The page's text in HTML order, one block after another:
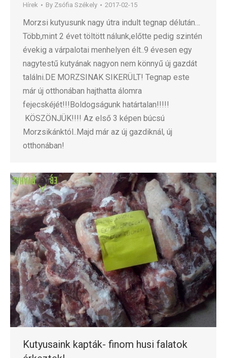
Hírek By Zsófia Székely 2017-02-15
Morzsi kutyusunk nagy útra indult tegnap délután…
Több,mint 2 évet töltött nálunk,előtte pedig szintén
évekig a várpalotai menhelyen élt..9 évesen egy
nagytestű kutyának nagyon nem könnyű új gazdát
találni.DE MORZSINAK SIKERÜLT! Tegnap este
már új otthonában hajthatta álomra
fejecskéjét!!!Boldogságunk határtalan!!!!!
KÖSZÖNJÜK!!!! Az első 3 képen búcsú
Morzsikánktól..Majd már az új gazdiknál, új
otthonában!
Kutyusaink kapták- finom husi falatok